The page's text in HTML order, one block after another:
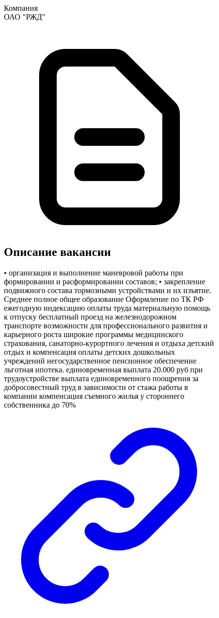
Компания
ОАО "РЖД"
Описание вакансии
• организация и выполнение маневровой работы при
формировании и расформировании составов; • закрепление
подвижного состава тормозными устройствами и их изъятие.
Среднее полное общее образование Оформление по ТК РФ
ежегодную индексацию оплаты труда материальную помощь
к отпуску бесплатный проезд на железнодорожном
транспорте возможности для профессионального развития и
карьерного роста широкие программы медицинского
страхования, санаторно-курортного лечения и отдыха детский
отдых и компенсация оплаты детских дошкольных
учреждений негосударственное пенсионное обеспечение
льготная ипотека. единовременная выплата 20.000 руб при
трудоустройстве выплата единовременного поощрения за
добросовестный труд в зависимости от стажа работы в
компании компенсация съемного жилья у стороннего
собственника до 70%